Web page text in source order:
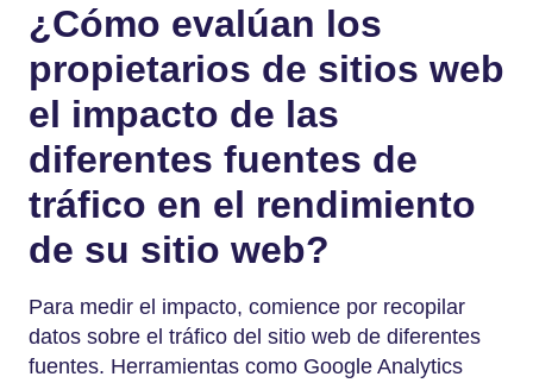
¿Cómo evalúan los
propietarios de sitios web
el impacto de las
diferentes fuentes de
tráfico en el rendimiento
de su sitio web?
Para medir el impacto, comience por recopilar
datos sobre el tráfico del sitio web de diferentes
fuentes. Herramientas como Google Analytics